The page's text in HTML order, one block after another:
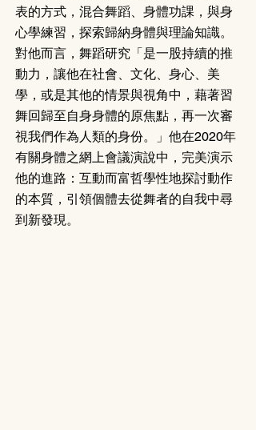
表的方式，混合舞蹈、身體功課，與身
心學練習，探索歸納身體與理論知識。
對他而言，舞蹈研究「是一股持續的推
動力，讓他在社會、文化、身心、美
學，或是其他的情景與視角中，藉著習
舞回歸至自身身體的原焦點，再一次審
視我們作為人類的身份。」他在2020年
有關身體之網上會議演說中，完美演示
他的進路：互動而富哲學性地探討動作
的本質，引領個體去從舞者的自我中尋
到新發現。